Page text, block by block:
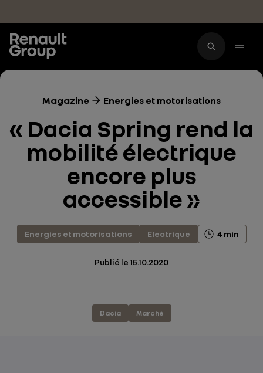
Magazine Energies et motorisations
« Dacia Spring rend la
mobilité électrique
encore plus
accessible »
Energies et motorisations Electrique 4 min
Publié le15.10.2020
Dacia Marché